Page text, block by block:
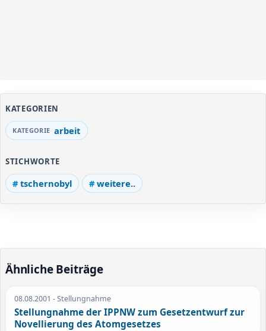
KATEGORIEN
arbeit
STICHWORTE
tschernobyl weitere..
Ähnliche Beiträge
08.08.2001 - Stellungnahme
Stellungnahme der IPPNW zum Gesetzentwurf zur
Novellierung des Atomgesetzes